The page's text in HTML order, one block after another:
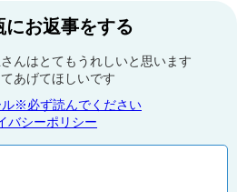
にお返事をする
んはとてもうれしいと思います
あげてほしいです
ル※必ず読んでください
バシーポリシー